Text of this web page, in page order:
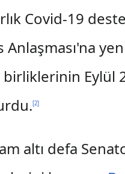
Covid-19
Anlaşması'na
birliklerinin Eylül
[2]
altı defa